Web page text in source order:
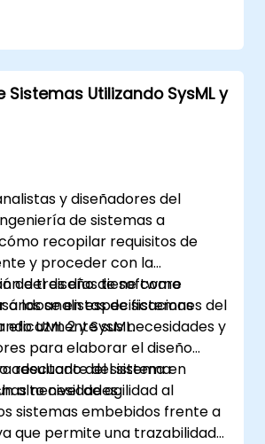
Sistemas Utilizando SysML y
y diseñadores del
de sistemas a
recopilar requisitos de
y proceder con la
del diseño de software
en especificaciones del
UML 2 y SysML.
de tres días tiene como
a los analistas de sistemas
eficazmente sus necesidades y
para elaborar el diseño
adecuado del sistema en
necesidades.
resultante del sistema
alto nivel de agilidad al
sistemas embebidos frente a
que permite una trazabilidad